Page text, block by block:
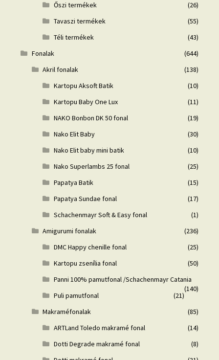
Őszi termékek
(26)
Tavaszi termékek
(55)
Téli termékek
(43)
Fonalak
(644)
Akril fonalak
(138)
Kartopu Aksoft Batik
(10)
Kartopu Baby One Lux
(11)
NAKO Bonbon DK 50 fonal
(19)
Nako Elit Baby
(30)
Nako Elit baby mini batik
(10)
Nako Superlambs 25 fonal
(25)
Papatya Batik
(15)
Papatya Sundae fonal
(17)
Schachenmayr Soft & Easy fonal
(1)
Amigurumi fonalak
(236)
DMC Happy chenille fonal
(25)
Kartopu zsenília fonal
(50)
Panni 100% pamutfonal /Schachenmayr Catania
(140)
Puli pamutfonal
(21)
Makraméfonalak
(85)
ARTLand Toledo makramé fonal
(14)
Dotti Degrade makramé fonal
(8)